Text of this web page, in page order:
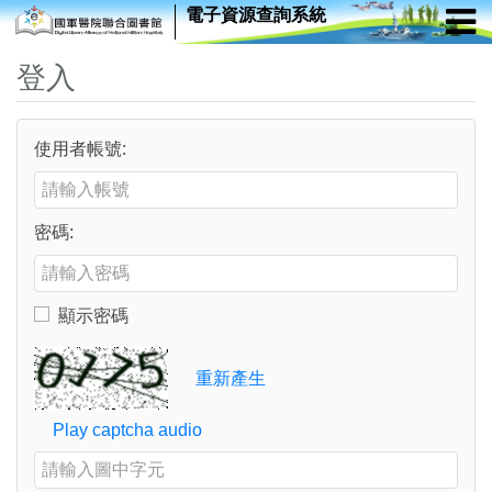
電子資源查詢系統
登入
使用者帳號:
Enter your username or email address
密碼:
Enter your password
顯示密碼
Toggle to show or hide your password
Verification Code
重新產生
Play captcha audio